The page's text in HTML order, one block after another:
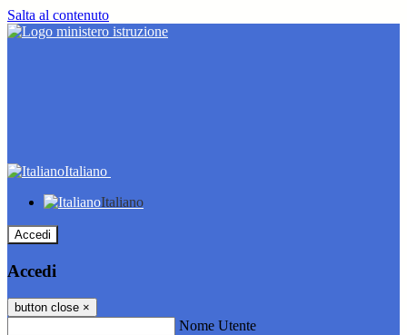
Salta al contenuto
Italiano
Italiano
Accedi
Accedi
button close ×
Nome Utente